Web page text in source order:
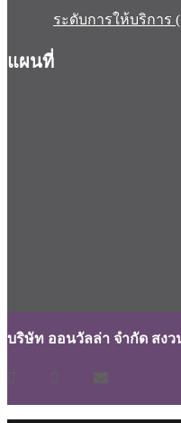
ระดับการให้บริการ
แผนที่
บริษัท ออนวัลล่า จำกัด สงว